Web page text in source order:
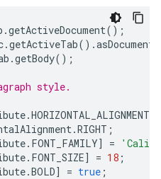
.getActiveDocument();
.getActiveTab().
.getBody();
style.
.HORIZONTAL_ALIGNMENT
.RIGHT ;
. FONT_FAMILY] =
. FONT_SIZE] = 18 ;
.BOLD] = true ;